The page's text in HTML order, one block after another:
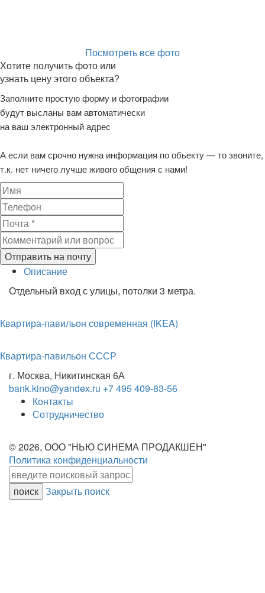
Посмотреть все фото
Хотите получить фото или
узнать цену этого объекта?
Заполните простую форму и фотографии
будут высланы вам автоматически
на ваш электронный адрес
А если вам срочно нужна информация по обьекту — то звоните,
т.к. нет ничего лучше живого общения с нами!
Отправить на почту
Описание
Отдельный вход с улицы, потолки 3 метра.
Квартира-павильон современная (IKEA)
Квартира-павильон СССР
г. Москва, Никитинская 6А
bank.kino@yandex.ru +7 495 409-83-56
Контакты
Сотрудничество
© 2026, ООО "НЬЮ СИНЕМА ПРОДАКШЕН"
Политика конфиденциальности
Закрыть поиск